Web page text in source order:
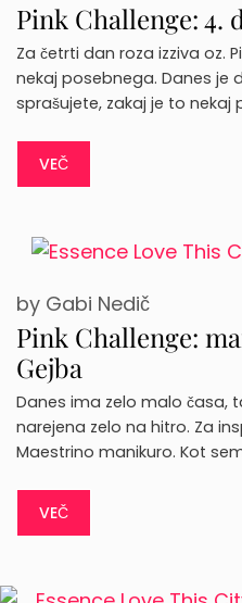
Pink Challenge: 4.
Za četrti dan roza izziva oz.
nekaj posebnega. Danes je
sprašujete, zakaj je to nekaj
VEČ
Pink Challenge:
Gejba
by Gabi Nedič
Danes ima zelo malo časa,
narejena zelo na hitro. Za
Maestrino manikuro. Kot
VEČ